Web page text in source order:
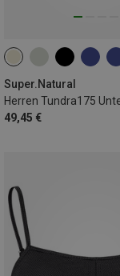
Super.Natural
Herren Tundra175
49,45 €
S M L XL